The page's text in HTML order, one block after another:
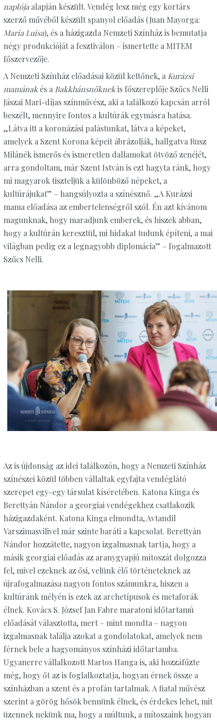
naplójaalapján készült. Vendég lesz még egy kortárs
szerző művéből készült spanyol előadás (Juan Mayorga:
María Luisa), és a házigazda Nemzeti Színház is bemutatja
négy produkcióját a fesztiválon – ismertette a MITEM
főszervezője.
A Nemzeti Színház előadásai közül kettőnek, a Kurázsi
mamánakés a Bakkhánsnőknekis főszereplője Szűcs Nelli
Jászai Mari-díjas színművész, aki a találkozó kapcsán arról
beszélt, mennyire fontos a kultúrák egymásra hatása.
„Látva itt a koronázási palástunkat, látva a képeket,
amelyek a Szent Korona képeit ábrázolják, hallgatva Rusz
Milánék ismerős és ismeretlen dallamokat ötvöző zenéjét,
arra gondoltam, már Szent István is ezt hagyta ránk, hogy
mi magyarok tiszteljük a különböző népeket, a
kultúrájukat” – hangsúlyozta a színésznő. „A Kurázsi
mama előadása az embertelenségről szól. Én azt kívánom
magunknak, hogy maradjunk emberek, és hiszek abban,
hogy a kultúrán keresztül, mi hidakat tudunk építeni, a mai
világban pedig ez a legnagyobb diplomácia” – fogalmazott
Szűcs Nelli.
Az is újdonság az idei találkozón, hogy a Nemzeti Színház
színészei közül többen vállaltak egyfajta vendéglátó
szerepet egy-egy társulat kíséretében. Katona Kinga és
Berettyán Nándor a georgiai vendégekhez csatlakozik
házigazdaként. Katona Kinga elmondta, Avtandil
Varszimasvilivel már szinte baráti a kapcsolat. Berettyán
Nándor hozzátette, nagyon izgalmasnak tartja, hogy a
másik georgiai előadás az aranygyapjú mítoszát dolgozza
fel, mivel ezeknek az ősi, velünk élő történeteknek az
újrafogalmazása nagyon fontos számunkra, hiszen a
kultúránk mélyén is ezek az archetípusok és metaforák
élnek. Kovács S. József Jan Fabre maratoni időtartamú
előadását választotta, mert – mint mondta – nagyon
izgalmasnak találja azokat a gondolatokat, amelyek nem
férnek bele a hagyományos színházi időtartamba.
Ugyanerre vállalkozott Martos Hanga is, aki hozzáfűzte
még, hogy őt az is foglalkoztatja, hogyan érnek össze a
színházban a szent és a profán tartalmak. A fiatal művész
szerint a görög hősök bennünk élnek, és érdekes lehet, mit
üzennek nekünk ma, hogy a múltunk, a mítoszaink hogyan